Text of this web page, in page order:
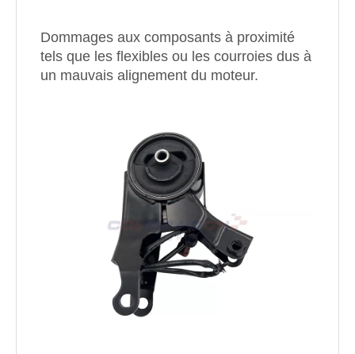
Dommages aux composants à proximité
tels que les flexibles ou les courroies dus à
un mauvais alignement du moteur.